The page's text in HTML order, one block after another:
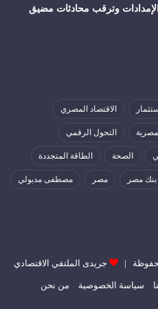
وترقب محادثات مضيق
الاقتصاد المصري
التحول الرقمي
الصحة الطاقة المتجددة
بنك مصر مصر مصطفى مدبولي
جريدى الملتقي الاقتصادي
سياسة الخصوصية من نحن